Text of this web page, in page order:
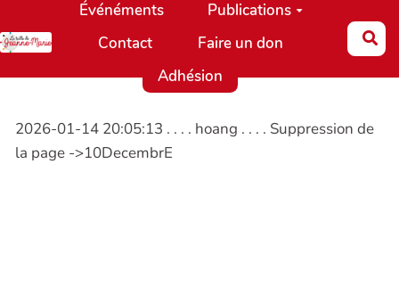
Aller au contenu principal
Événéments
Publications
Contact
Faire un don
Adhésion
2026-01-14 20:05:13 . . . . hoang . . . . Suppression de
la page ->10DecembrE